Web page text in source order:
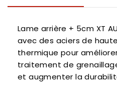
Lame arrière + 5cm XT
avec des aciers de
thermique pour
traitement de
et augmenter la